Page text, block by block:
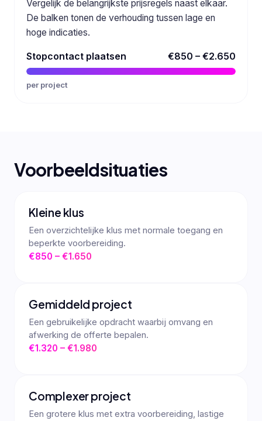
Vergelijk de belangrijkste prijsregels naast elkaar.
De balken tonen de verhouding tussen lage en
hoge indicaties.
Stopcontact plaatsen €850 – €2.650
per project
Voorbeeldsituaties
Kleine klus
Een overzichtelijke klus met normale toegang en
beperkte voorbereiding.
€850 – €1.650
Gemiddeld project
Een gebruikelijke opdracht waarbij omvang en
afwerking de offerte bepalen.
€1.320 – €1.980
Complexer project
Een grotere klus met extra voorbereiding, lastige